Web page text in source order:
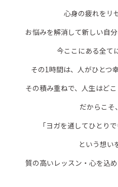
心身の疲れをリ
お悩みを解消して新しい自
今ここにある全て
その1時間は、人がひとつ
その積み重ねで、人生はど
だからこそ
「ヨガを通してひとり
という想い
質の高いレッスン・心を込